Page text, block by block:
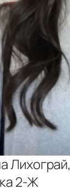
Лихограй,
2-Ж